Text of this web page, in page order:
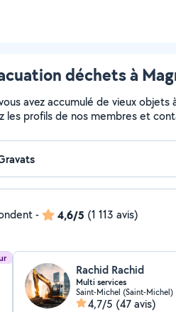
déchets à
avez accumulé de vieux
les profils de nos membres et
- 4,6/5 (1 113 avis)
Rachid Rachid
Multi services
Saint-Michel (Saint-Michel)
4,7/5 (47 avis)